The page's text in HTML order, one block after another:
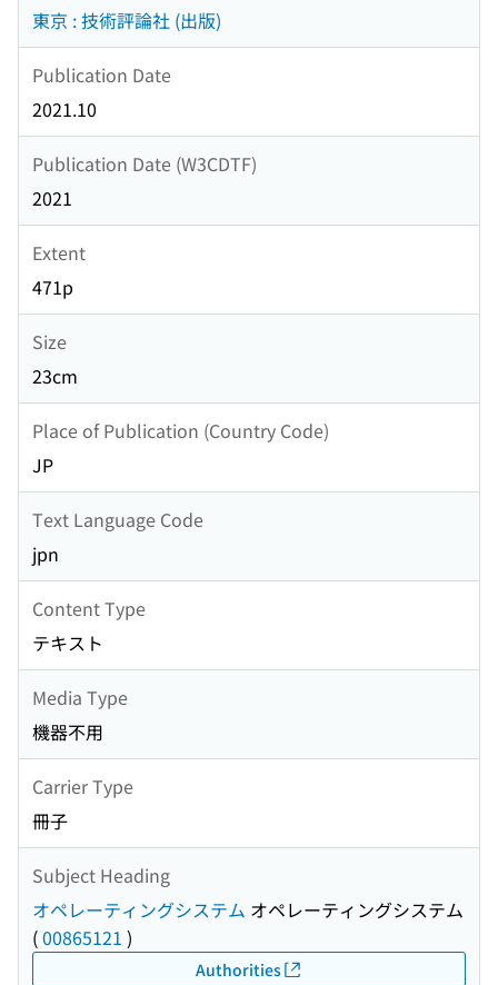
東京 : 技術評論社 (出版)
Publication Date
2021.10
Publication Date (W3CDTF)
2021
Extent
471p
Size
23cm
Place of Publication (Country Code)
JP
Text Language Code
jpn
Content Type
テキスト
Media Type
機器不用
Carrier Type
冊子
Subject Heading
オペレーティングシステム オペレーティングシステム
(00865121 )
Authorities